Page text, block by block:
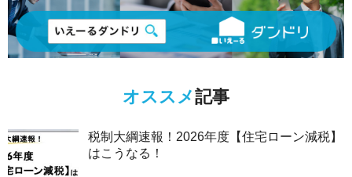
オススメ記事
税制大綱速報！2026年度【住宅ローン減税】
はこうなる！